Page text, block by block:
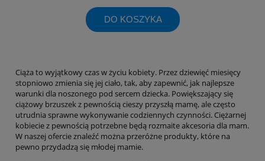
DO KOSZYKA
Ciąża to wyjątkowy czas w życiu kobiety. Przez dziewięć miesięcy
stopniowo zmienia się jej ciało, tak, aby zapewnić, jak najlepsze
warunki dla noszonego pod sercem dziecka. Powiększający się
ciążowy brzuszek z pewnością cieszy przyszłą mamę, ale często
utrudnia sprawne wykonywanie codziennych czynności. Ciężarnej
kobiecie z pewnością potrzebne będą rozmaite akcesoria dla mam.
W naszej ofercie znaleźć można przeróżne produkty, które na
pewno przydadzą się młodej mamie.